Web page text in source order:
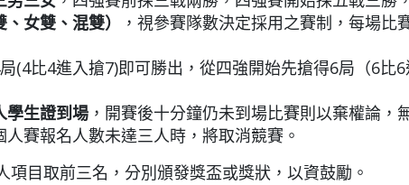
、女雙、混雙） ，視參賽隊數決定採用之賽制，每場
(4比4進入搶7)即可勝出，從四強開始先搶得6局（6比
學生證到場 ，開賽後十分鐘仍未到場比賽則以棄權論，
賽報名人數未達三人時，將取消競賽。
目取前三名，分別頒發獎盃或獎狀，以資鼓勵。